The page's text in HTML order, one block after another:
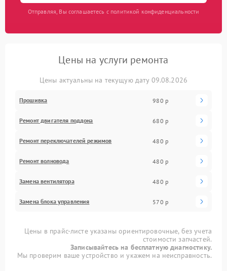
Отправляя, Вы соглашаетесь с политикой конфиденциальности
Цены на услуги ремонта
Цены актуальны на текущую дату 09.08.2026
Прошивка 980 р
Ремонт двигателя поддона 680 р
Ремонт переключателей режимов 480 р
Ремонт волновода 480 р
Замена вентилятора 480 р
Замена блока управления 570 р
Цены в прайс-листе указаны ориентировочные, без учета
стоимости запчастей.
Записывайтесь на бесплатную диагностику.
Мы проверим ваше устройство и укажем на неисправность.